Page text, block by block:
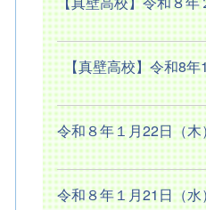
【真壁高校】令和8年
令和８年１月22日（
令和８年１月21日（